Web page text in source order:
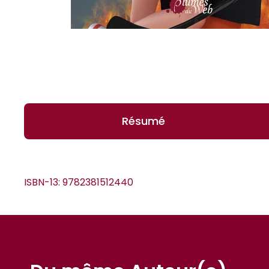
Résumé
ISBN-13: 9782381512440